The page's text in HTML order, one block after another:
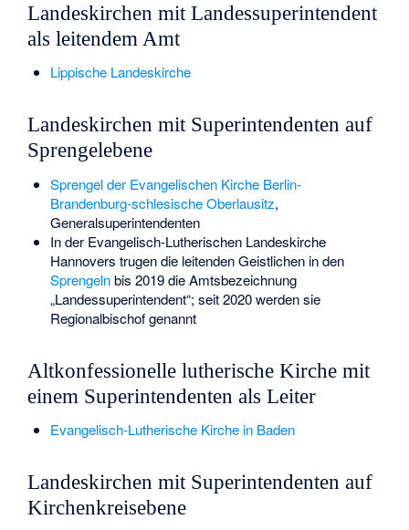
Landeskirchen mit Landessuperintendent
als leitendem Amt
Lippische Landeskirche
Landeskirchen mit Superintendenten auf
Sprengelebene
Sprengel der Evangelischen Kirche Berlin-
Brandenburg-schlesische Oberlausitz,
Generalsuperintendenten
In der Evangelisch-Lutherischen Landeskirche
Hannovers trugen die leitenden Geistlichen in den
Sprengelnbis 2019 die Amtsbezeichnung
„Landessuperintendent“; seit 2020 werden sie
Regionalbischof genannt
Altkonfessionelle lutherische Kirche mit
einem Superintendenten als Leiter
Evangelisch-Lutherische Kirche in Baden
Landeskirchen mit Superintendenten auf
Kirchenkreisebene